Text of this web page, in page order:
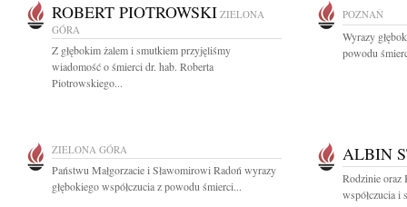
ROBERT PIOTROWSKI ZIELONA
GÓRA
Z głębokim żalem i smutkiem przyjęliśmy
wiadomość o śmierci dr. hab. Roberta
Piotrowskiego...
POZNAŃ
Wyrazy
powodu
ZIELONA GÓRA
Państwu Małgorzacie i Sławomirowi Radoń wyrazy
głębokiego współczucia z powodu śmierci...
ALBIN
Rodzinie oraz
współczucia i